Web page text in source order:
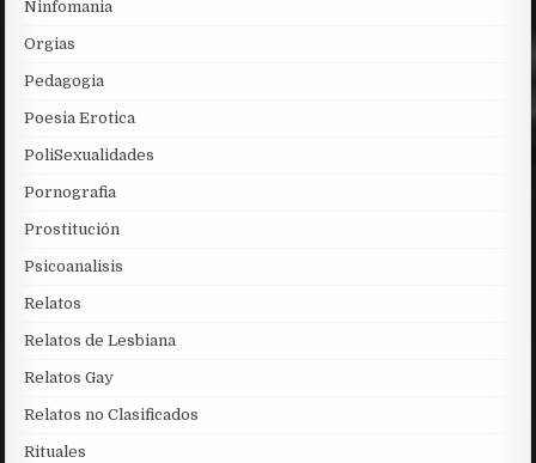
Ninfomania
Orgias
Pedagogia
Poesia Erotica
PoliSexualidades
Pornografia
Prostitución
Psicoanalisis
Relatos
Relatos de Lesbiana
Relatos Gay
Relatos no Clasificados
Rituales